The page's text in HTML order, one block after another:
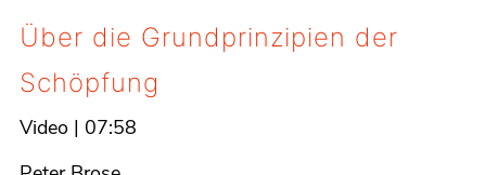
Über die Grundprinzipien der
Schöpfung
Video | 07:58